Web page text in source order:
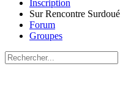
Inscription
Sur Rencontre Surdoué
Forum
Groupes
Recherche
pour: